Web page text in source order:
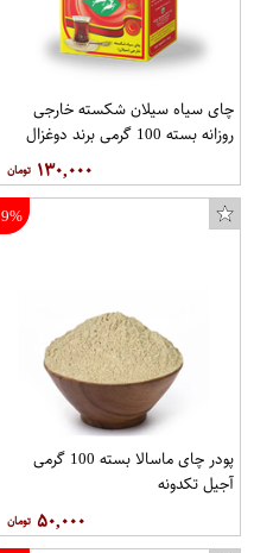
چای سیاه سیلان شکسته خارجی
روزانه بسته 100 گرمی برند دوغزال
۱۳۰,۰۰۰
9%
پودر چای ماسالا بسته 100 گرمی
آجیل تکدونه
۵۰,۰۰۰